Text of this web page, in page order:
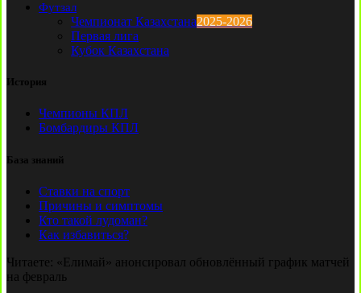
Футзал
Чемпионат Казахстана2025-2026
Первая лига
Кубок Казахстана
История
Чемпионы КПЛ
Бомбардиры КПЛ
База знаний
Ставки на спорт
Причины и симптомы
Кто такой лудоман?
Как избавиться?
Читаете: «Елимай» анонсировал обновлённый график матчей
на февраль